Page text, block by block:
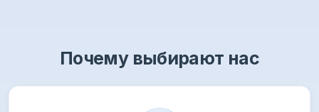
Почему выбирают нас